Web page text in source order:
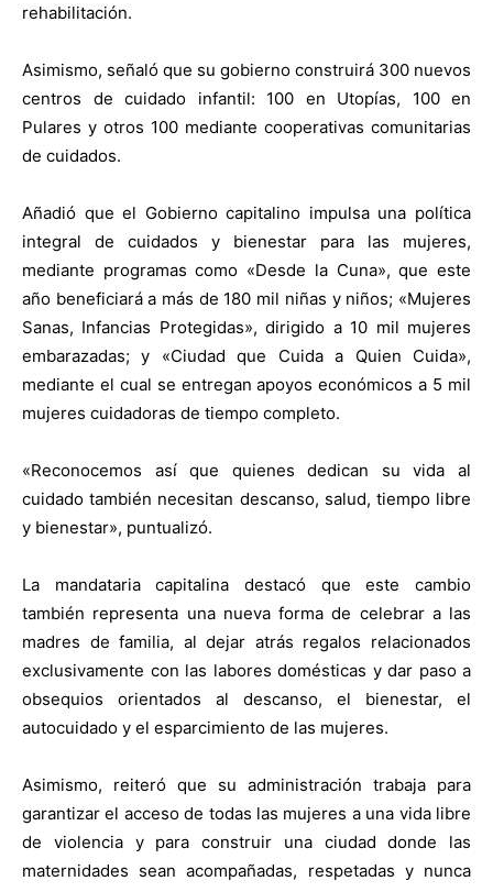
rehabilitación.
Asimismo, señaló que su gobierno construirá 300 nuevos
centros de cuidado infantil: 100 en Utopías, 100 en
Pulares y otros 100 mediante cooperativas comunitarias
de cuidados.
Añadió que el Gobierno capitalino impulsa una política
integral de cuidados y bienestar para las mujeres,
mediante programas como «Desde la Cuna», que este
año beneficiará a más de 180 mil niñas y niños; «Mujeres
Sanas, Infancias Protegidas», dirigido a 10 mil mujeres
embarazadas; y «Ciudad que Cuida a Quien Cuida»,
mediante el cual se entregan apoyos económicos a 5 mil
mujeres cuidadoras de tiempo completo.
«Reconocemos así que quienes dedican su vida al
cuidado también necesitan descanso, salud, tiempo libre
y bienestar», puntualizó.
La mandataria capitalina destacó que este cambio
también representa una nueva forma de celebrar a las
madres de familia, al dejar atrás regalos relacionados
exclusivamente con las labores domésticas y dar paso a
obsequios orientados al descanso, el bienestar, el
autocuidado y el esparcimiento de las mujeres.
Asimismo, reiteró que su administración trabaja para
garantizar el acceso de todas las mujeres a una vida libre
de violencia y para construir una ciudad donde las
maternidades sean acompañadas, respetadas y nunca